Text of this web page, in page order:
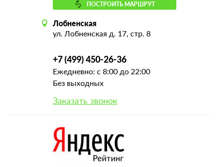
ПОСТРОИТЬ МАРШРУТ
Лобненская
ул. Лобненская д. 17, стр. 8
+7 (499) 450-26-36
Ежедневно: с 8:00 до 22:00
Без выходных
Заказать звонок